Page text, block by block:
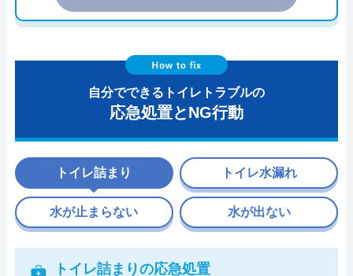
自分でできるトイレトラブルの
応急処置とNG行動
トイレ詰まり
トイレ詰まりの応急処置
トイレ水漏れ
水が止まらない 水が出ない